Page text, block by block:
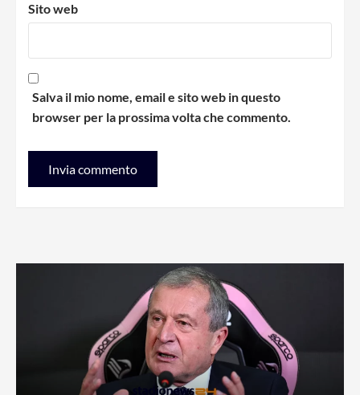
Sito web
Salva il mio nome, email e sito web in questo
browser per la prossima volta che commento.